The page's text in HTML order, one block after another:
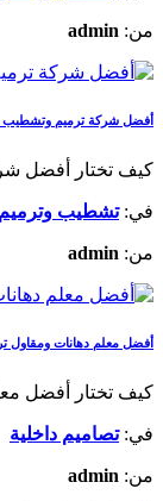
من: admin
أفضل شركة ترميم وتشطيب
كيف تختار أفضل
في:تشطيب وترميم
من: admin
أفضل معلم دهانات ومقاول
كيف تختار أفضل
في:تصاميم داخلية
من: admin